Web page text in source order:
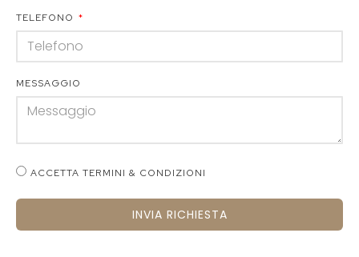
TELEFONO
MESSAGGIO
ACCETTA TERMINI & CONDIZIONI
INVIA RICHIESTA